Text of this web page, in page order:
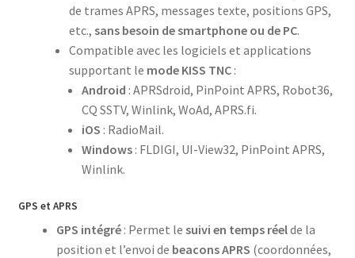
de trames APRS, messages texte, positions GPS,
etc., sans besoin de smartphone ou de PC.
Compatible avec les logiciels et applications
supportant le mode KISS TNC:
Android : APRSdroid, PinPoint APRS, Robot36,
CQ SSTV, Winlink, WoAd, APRS.fi.
iOS : RadioMail.
Windows: FLDIGI, UI-View32, PinPoint APRS,
Winlink.
GPS et APRS
GPS intégré: Permet le suivi en temps réelde la
position et l’envoi de beacons APRS (coordonnées,